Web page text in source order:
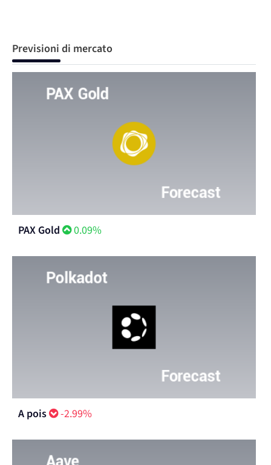
Previsioni di mercato
PAX Gold 0.09%
A pois -2.99%